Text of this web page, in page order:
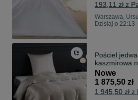
193,11 zł z
Warszawa,
Dzisiaj o 22:13
Pościel
kaszmirowa
morwowy I24
Nowe
1 875,50 zł
1 945,50 zł